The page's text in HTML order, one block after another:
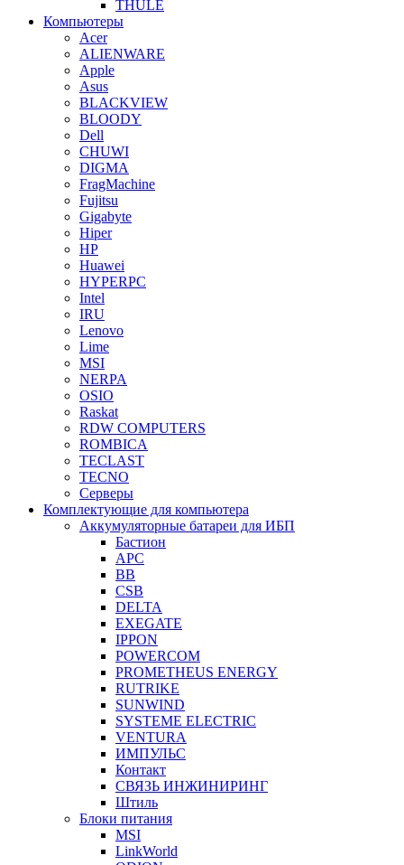
THULE
Компьютеры
Acer
ALIENWARE
Apple
Asus
BLACKVIEW
BLOODY
Dell
CHUWI
DIGMA
FragMachine
Fujitsu
Gigabyte
Hiper
HP
Huawei
HYPERPC
Intel
IRU
Lenovo
Lime
MSI
NERPA
OSIO
Raskat
RDW COMPUTERS
ROMBICA
TECLAST
TECNO
Серверы
Комплектующие для компьютера
Аккумуляторные батареи для ИБП
Бастион
APC
BB
CSB
DELTA
EXEGATE
IPPON
POWERCOM
PROMETHEUS ENERGY
RUTRIKE
SUNWIND
SYSTEME ELECTRIC
VENTURA
ИМПУЛЬС
Контакт
СВЯЗЬ ИНЖИНИРИНГ
Штиль
Блоки питания
MSI
LinkWorld